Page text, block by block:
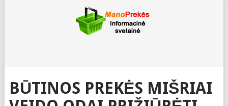
BŪTINOS PREKĖS MIŠRIAI